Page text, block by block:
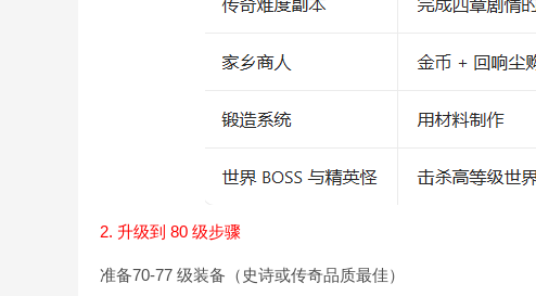
2. 升级到 80 级步骤
准备70-77 级装备（史诗或传奇品质最佳）